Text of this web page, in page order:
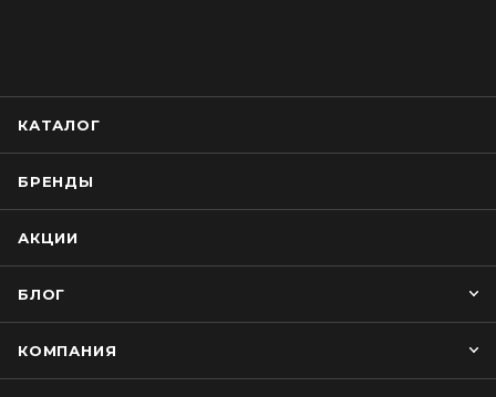
КАТАЛОГ
БРЕНДЫ
АКЦИИ
БЛОГ
КОМПАНИЯ